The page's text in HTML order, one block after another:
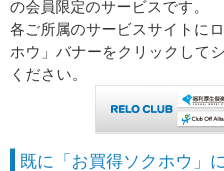
の会員限定のサービスです。
各ご所属のサービスサイトに
ホウ」バナーをクリックして
ください。
既に「お買得ソクホウ」